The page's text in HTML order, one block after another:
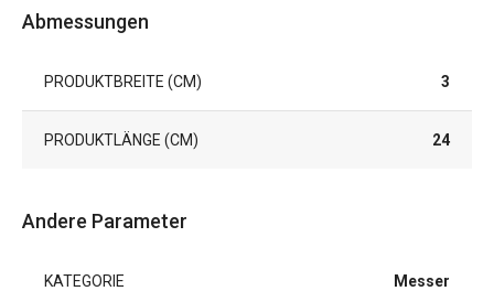
Abmessungen
PRODUKTBREITE (CM) 3
PRODUKTLÄNGE (CM) 24
Andere Parameter
KATEGORIE Messer